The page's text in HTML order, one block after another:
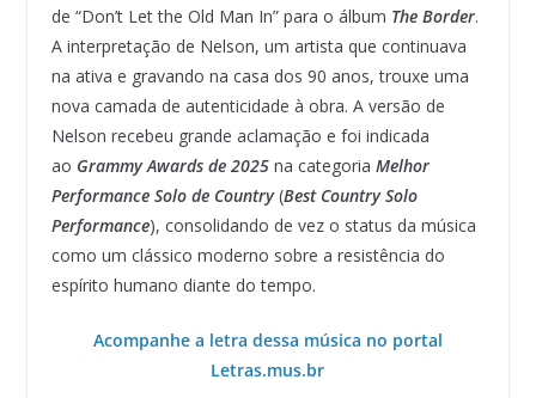
de “Don’t Let the Old Man In” para o álbum The Border.
A interpretação de Nelson, um artista que continuava
na ativa e gravando na casa dos 90 anos, trouxe uma
nova camada de autenticidade à obra. A versão de
Nelson recebeu grande aclamação e foi indicada
ao Grammy Awards de 2025na categoria Melhor
Performance Solo de Country(Best Country Solo
Performance), consolidando de vez o status da música
como um clássico moderno sobre a resistência do
espírito humano diante do tempo.
Acompanhe a letra dessa música no portal
Letras.mus.br